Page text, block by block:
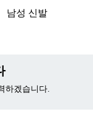
남성 신발
하겠습니다.